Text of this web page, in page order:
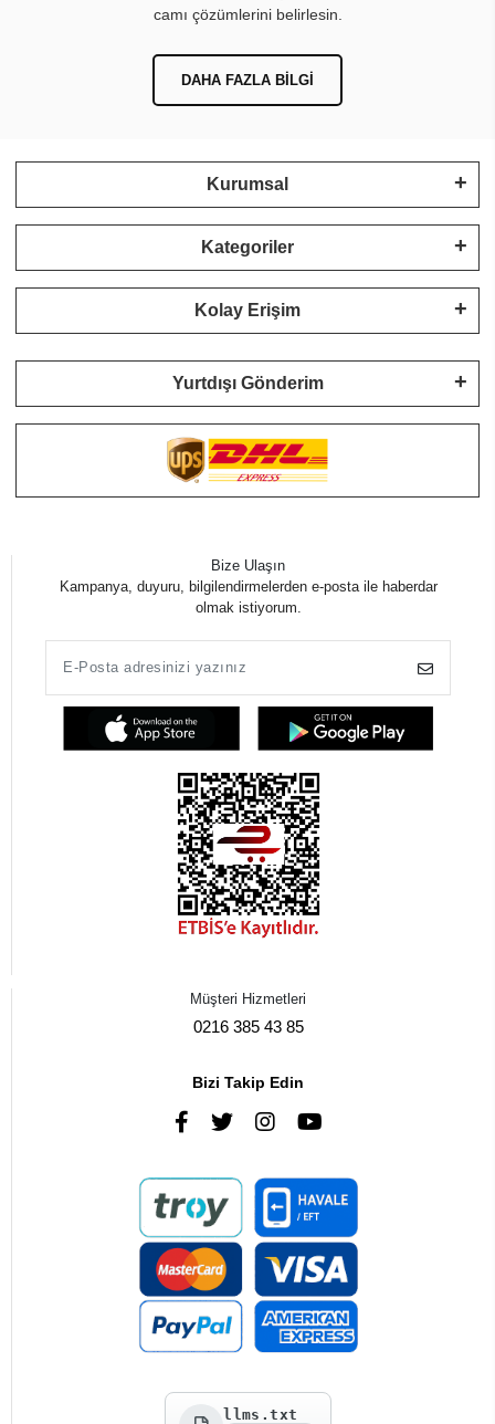
camı çözümlerini belirlesin.
DAHA FAZLA BILGI
Kurumsal
Kategoriler
Kolay Erişim
Yurtdışı Gönderim
Bize Ulaşın
Kampanya, duyuru, bilgilendirmelerden e-posta ile haberdar
olmak istiyorum.
Müşteri Hizmetleri
0216 385 43 85
Bizi Takip Edin
llms.txt